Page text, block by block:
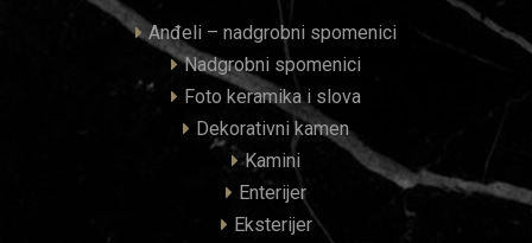
Anđeli – nadgrobni spomenici
Nadgrobni spomenici
Foto keramika i slova
Dekorativni kamen
Kamini
Enterijer
Eksterijer